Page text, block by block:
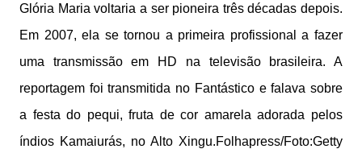
Glória Maria voltaria a ser pioneira três décadas depois.
Em 2007, ela se tornou a primeira profissional a fazer
uma transmissão em HD na televisão brasileira. A
reportagem foi transmitida no Fantástico e falava sobre
a festa do pequi, fruta de cor amarela adorada pelos
índios Kamaiurás, no Alto Xingu.Folhapress/Foto:Getty